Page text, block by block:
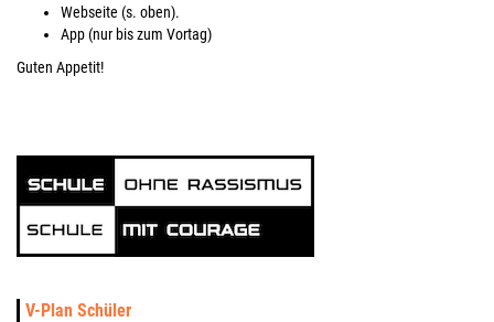
Webseite (s. oben).
App (nur bis zum Vortag)
Guten Appetit!
V-Plan Schüler